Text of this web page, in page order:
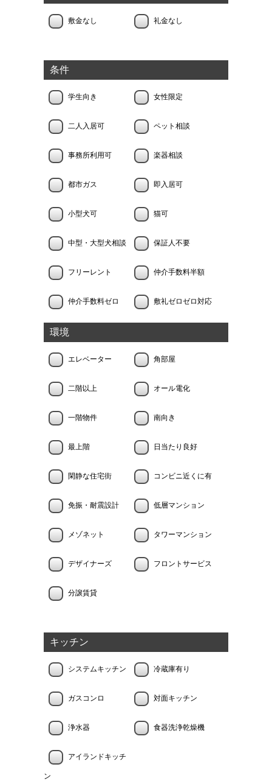
敷金なし 礼金なし
条件
学生向き 女性限定
二人入居可 ペット相談
事務所利用可 楽器相談
都市ガス 即入居可
小型犬可 猫可
中型・大型犬相談 保証人不要
フリーレント 仲介手数料半額
仲介手数料ゼロ 敷礼ゼロゼロ対応
環境
エレベーター 角部屋
二階以上 オール電化
一階物件 南向き
最上階 日当たり良好
閑静な住宅街 コンビニ近くに有
免振・耐震設計 低層マンション
メゾネット タワーマンション
デザイナーズ フロントサービス
分譲賃貸
キッチン
システムキッチン 冷蔵庫有り
ガスコンロ 対面キッチン
浄水器 食器洗浄乾燥機
アイランドキッチ
ン